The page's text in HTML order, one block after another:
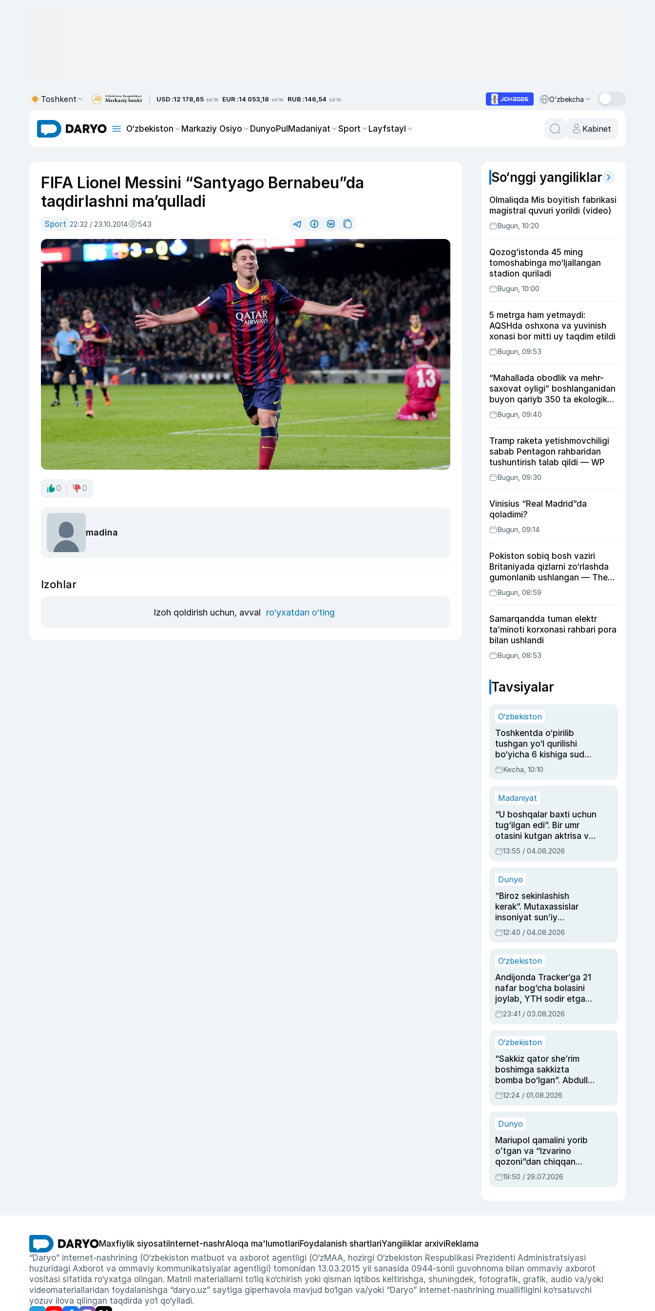
Toshkent USD :12 178,85 so'm EUR :14 053,18 so'm RUB :146,54 so'm O‘zbekcha
O‘zbekiston Markaziy Osiyo DunyoPulMadaniyat Sport Layfstayl Kabinet
FIFA Lionel Messini “Santyago Bernabeu”da
taqdirlashni ma’qulladi
Sport 22:32 / 23.10.2014 543
0 0
madina
Izohlar
Izoh qoldirish uchun, avval ro‘yxatdan o‘ting
So‘nggi yangiliklar
Olmaliqda Mis boyitish fabrikasi
magistral quvuri yorildi (video)
Bugun, 10:20
Qozog‘istonda 45 ming
tomoshabinga mo‘ljallangan
stadion quriladi
Bugun, 10:00
5 metrga ham yetmaydi:
AQSHda oshxona va yuvinish
xonasi bor mitti uy taqdim etildi
Bugun, 09:53
“Mahallada obodlik va mehr-
saxovat oyligi” boshlanganidan
buyon qariyb 350 ta ekologik
huquqbuzarlik aniqlandi
Bugun, 09:40
Tramp raketa yetishmovchiligi
sabab Pentagon rahbaridan
tushuntirish talab qildi — WP
Bugun, 09:30
Vinisius “Real Madrid”da
qoladimi?
Bugun, 09:14
Pokiston sobiq bosh vaziri
Britaniyada qizlarni zo‘rlashda
gumonlanib ushlangan — The
Guardian
Bugun, 08:59
Samarqandda tuman elektr
ta’minoti korxonasi rahbari pora
bilan ushlandi
Bugun, 08:53
Tavsiyalar
O‘zbekiston
Toshkentda o‘pirilib
tushgan yo‘l qurilishi
bo‘yicha 6 kishiga sud
hukmi o‘qildi
Kecha, 10:10
Madaniyat
“U boshqalar baxti uchun
tug‘ilgan edi”. Bir umr
otasini kutgan aktrisa va
dublyaj ustasi Rimma
Ahmedovaning
13:55 / 04.08.2026
Dunyo
“Biroz sekinlashish
kerak”. Mutaxassislar
insoniyat sun’iy
intellektni boshqara
olmay qolishidan xavotir
12:40 / 04.08.2026
O‘zbekiston
Andijonda Tracker’ga 21
nafar bog‘cha bolasini
joylab, YTH sodir etgan
ayolga sud hukmi o‘qildi
23:41 / 03.08.2026
O‘zbekiston
“Sakkiz qator she’rim
boshimga sakkizta
bomba bo‘lgan”. Abdulla
Oripovni siyosiy
ayblovlardan asrab
12:24 / 01.08.2026
Dunyo
Mariupol qamalini yorib
oʻtgan va “Izvarino
qozoni”dan chiqqan
qahramon — Ukraina
armiyasi bosh
19:50 / 29.07.2026
Maxfiylik siyosati Internet-nashrAloqa ma'lumotlariFoydalanish shartlariYangiliklar arxiviReklama
“Daryo” internet-nashrining (O‘zbekiston matbuot va axborot agentligi (O‘zMAA, hozirgi O‘zbekiston Respublikasi Prezidenti Administratsiyasi
huzuridagi Axborot va ommaviy kommunikatsiyalar agentligi) tomonidan 13.03.2015 yil sanasida 0944-sonli guvohnoma bilan ommaviy axborot
vositasi sifatida ro‘yxatga olingan. Matnli materiallarni to‘liq ko‘chirish yoki qisman iqtibos keltirishga, shuningdek, fotografik, grafik, audio va/yoki
videomateriallaridan foydalanishga “daryo.uz” saytiga giperhavola mavjud bo‘lgan va/yoki “Daryo” internet-nashrining muallifligini ko‘rsatuvchi
yozuv ilova qilingan taqdirda yo‘l qo‘yiladi.